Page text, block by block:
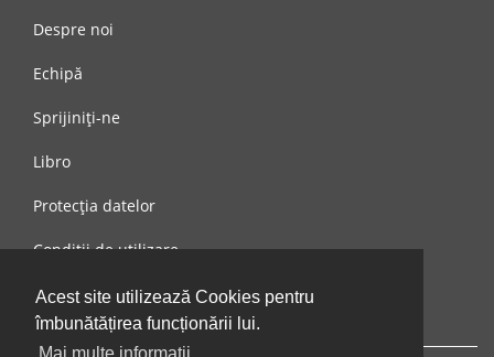
Acest site utilizează Cookies pentru
îmbunătățirea funcționării lui.
Despre noi
Echipă
Sprijiniți-ne
Libro
Protecția datelor
Condiții de utilizare
Mesaj către noi